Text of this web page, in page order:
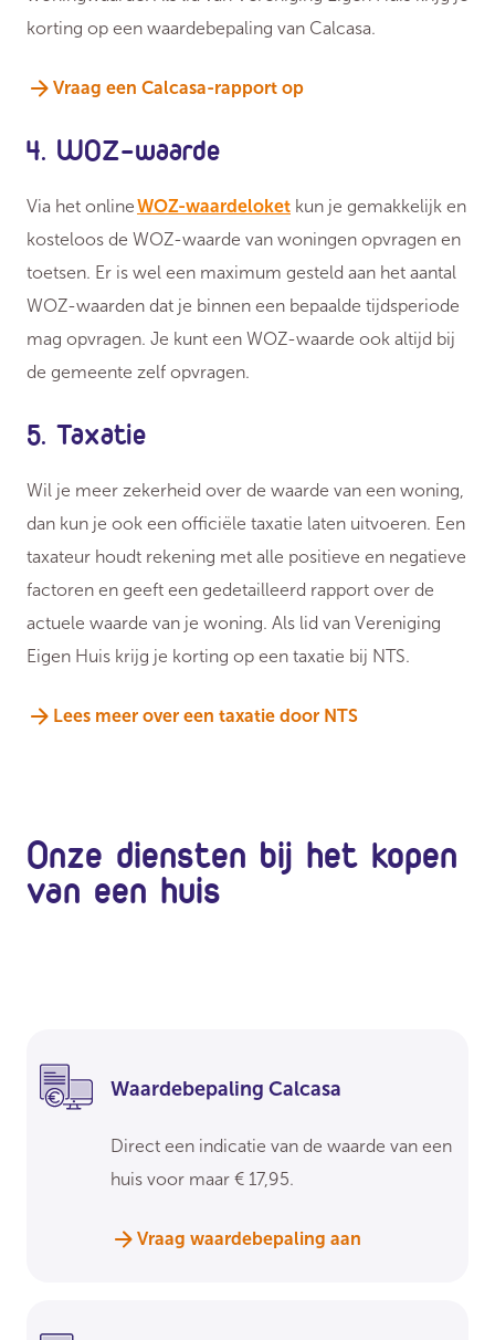
korting op een waardebepaling van Calcasa.
Vraag een Calcasa-rapport op
4. WOZ-waarde
Via het onlineWOZ-waardeloket kun je gemakkelijk en
kosteloos de WOZ-waarde van woningen opvragen en
toetsen. Er is wel een maximum gesteld aan het aantal
WOZ-waarden dat je binnen een bepaalde tijdsperiode
mag opvragen. Je kunt een WOZ-waarde ook altijd bij
de gemeente zelf opvragen.
5. Taxatie
Wil je meer zekerheid over de waarde van een woning,
dan kun je ook een officiële taxatie laten uitvoeren. Een
taxateur houdt rekening met alle positieve en negatieve
factoren en geeft een gedetailleerd rapport over de
actuele waarde van je woning. Als lid van Vereniging
Eigen Huis krijg je korting op een taxatie bij NTS.
Lees meer over een taxatie door NTS
Onze diensten bij het kopen
van een huis
Waardebepaling Calcasa
Direct een indicatie van de waarde van een
huis voor maar € 17,95.
Vraag waardebepaling aan